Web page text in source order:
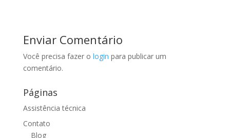
Enviar Comentário
Você precisa fazer o login para publicar um
comentário.
Páginas
Assistência técnica
Contato
Blog